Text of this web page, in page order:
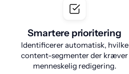
Smartere prioritering
Identificerer automatisk, hvilke
content-segmenter der kræver
menneskelig redigering.